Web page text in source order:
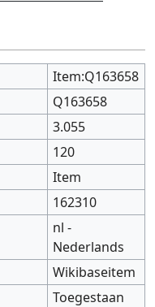
Item:Q163658
Q163658
3.055
120
Item
162310
nl -
Nederlands
Wikibaseitem
Toegestaan